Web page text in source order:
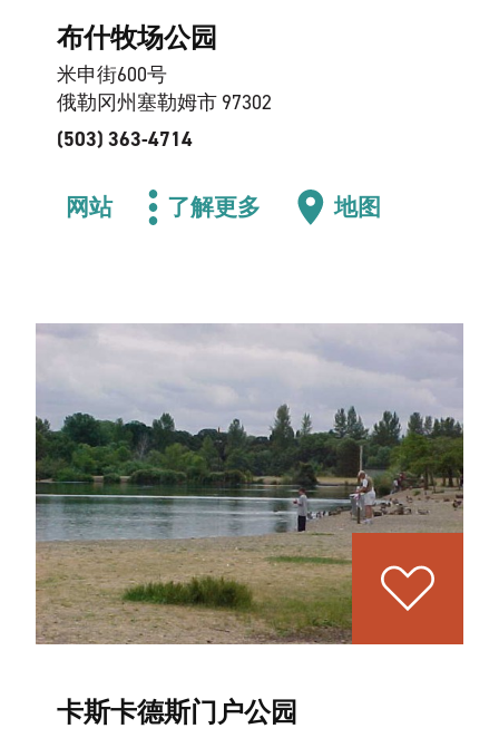
布什牧场公园
米申街600号
俄勒冈州塞勒姆市 97302
(503) 363-4714
网站 了解更多 地图
卡斯卡德斯门户公园